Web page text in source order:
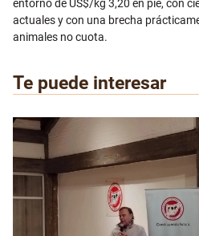
entorno de US$/kg 3,20 en pie, con
actuales y con una brecha
animales no cuota.
Te puede interesar